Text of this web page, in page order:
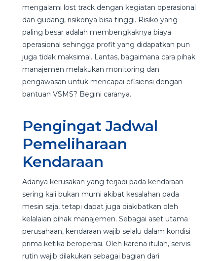
mengalami lost track dengan kegiatan operasional
dan gudang, risikonya bisa tinggi. Risiko yang
paling besar adalah membengkaknya biaya
operasional sehingga profit yang didapatkan pun
juga tidak maksimal. Lantas, bagaimana cara pihak
manajemen melakukan monitoring dan
pengawasan untuk mencapai efisiensi dengan
bantuan VSMS? Begini caranya.
Pengingat Jadwal
Pemeliharaan
Kendaraan
Adanya kerusakan yang terjadi pada kendaraan
sering kali bukan murni akibat kesalahan pada
mesin saja, tetapi dapat juga diakibatkan oleh
kelalaian pihak manajemen. Sebagai aset utama
perusahaan, kendaraan wajib selalu dalam kondisi
prima ketika beroperasi. Oleh karena itulah, servis
rutin wajib dilakukan sebagai bagian dari